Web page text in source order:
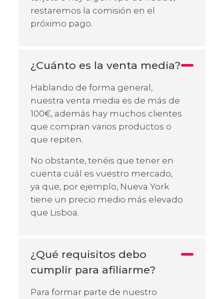
restaremos la comisión en el
próximo pago.
¿Cuánto es la venta media?
Hablando de forma general,
nuestra venta media es de más de
100€, además hay muchos clientes
que compran varios productos o
que repiten.
No obstante, tenéis que tener en
cuenta cuál es vuestro mercado,
ya que, por ejemplo, Nueva York
tiene un precio medio más elevado
que Lisboa.
¿Qué requisitos debo
cumplir para afiliarme?
Para formar parte de nuestro